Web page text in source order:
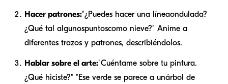
Hacer patrones:"¿Puedes hacer una líneaondulada?
¿Qué tal algunospuntoscomo nieve?" Anime a
diferentes trazos y patrones, describiéndolos.
Hablar sobre el arte:"Cuéntame sobre tu pintura.
¿Qué hiciste?" "Ese verde se parece a unárbol de